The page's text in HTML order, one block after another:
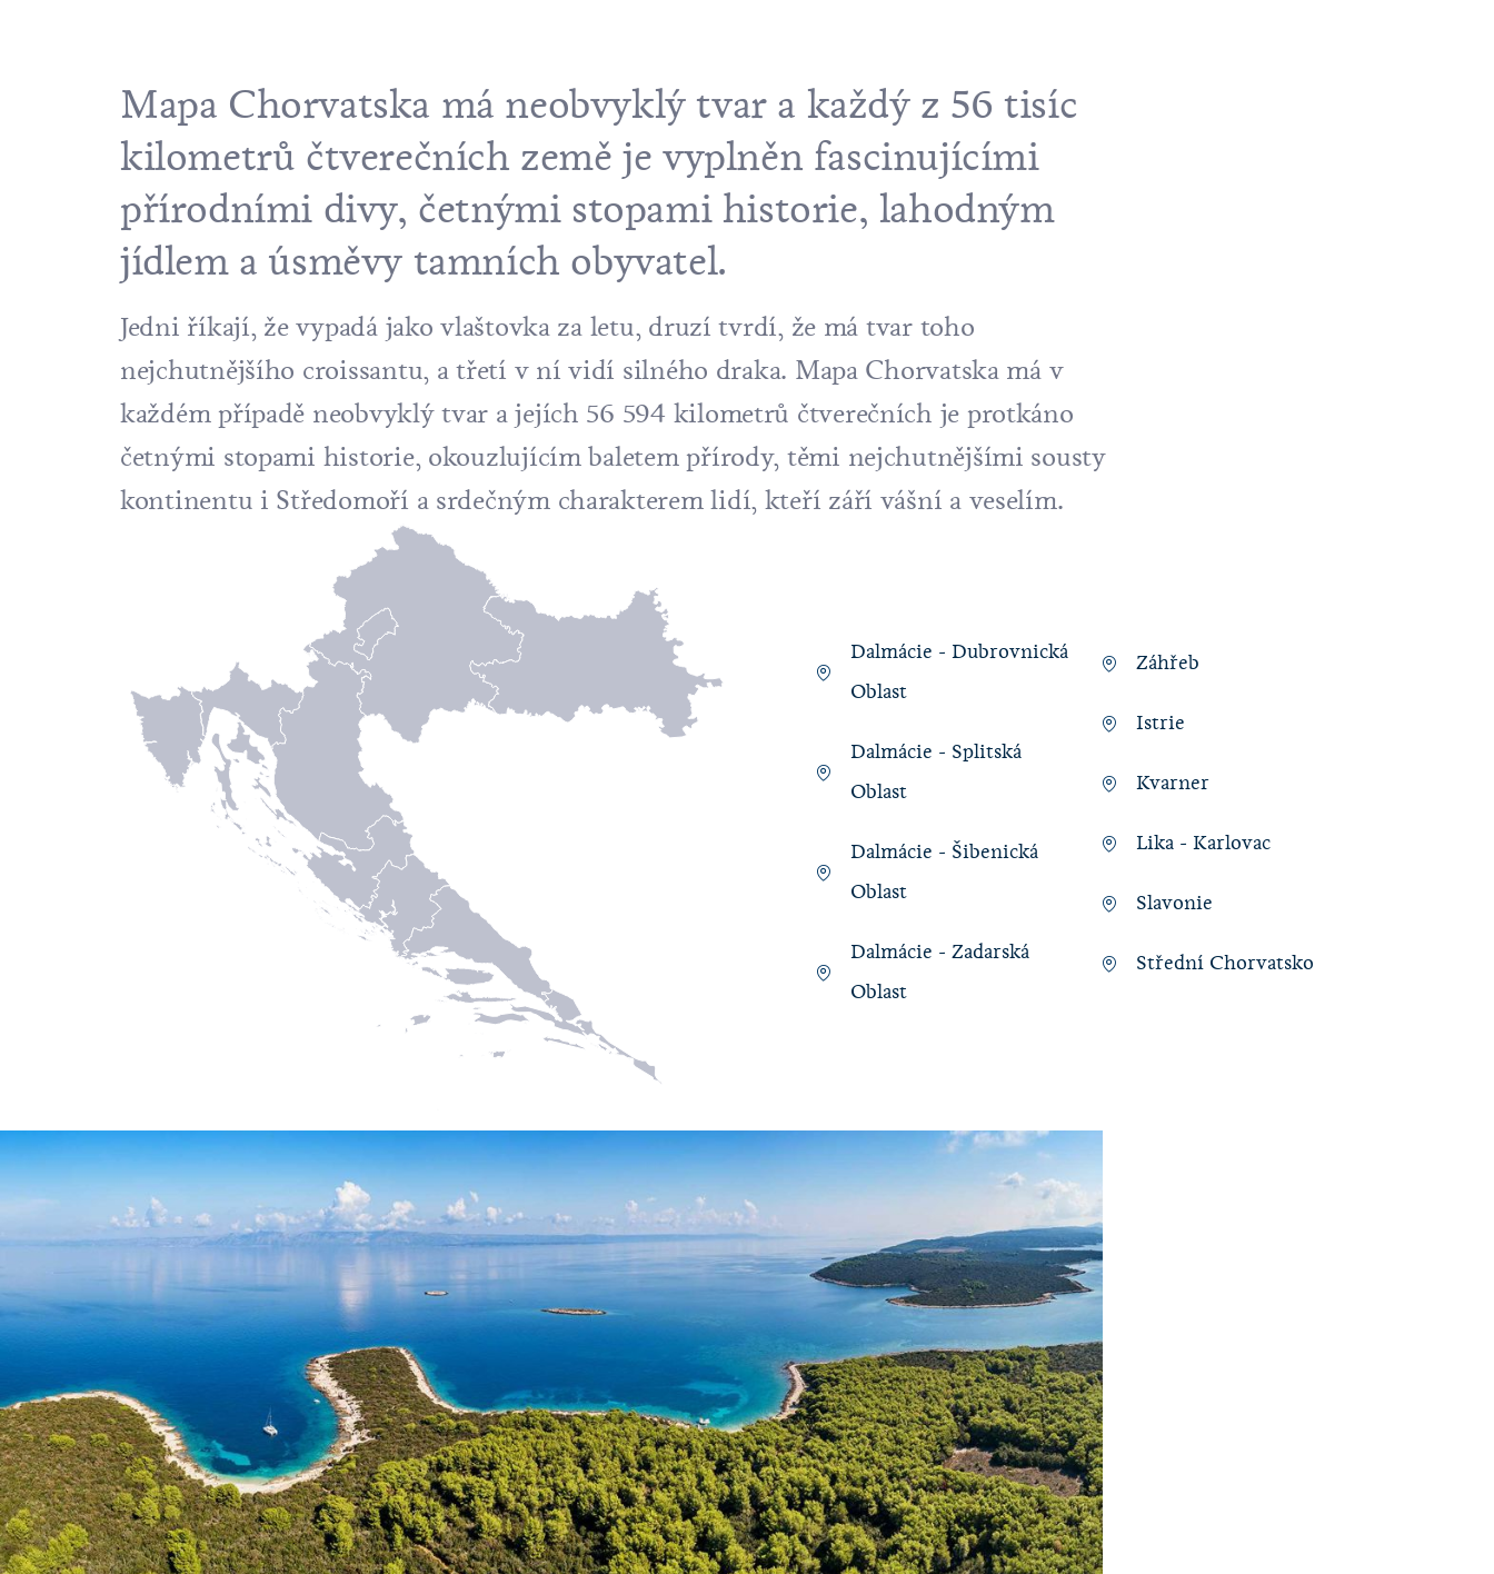
Mapa Chorvatska má neobvyklý tvar a každý z 56 tisíc
kilometrů čtverečních země je vyplněn fascinujícími
přírodními divy, četnými stopami historie, lahodným
jídlem a úsměvy tamních obyvatel.
Jedni říkají, že vypadá jako vlaštovka za letu, druzí tvrdí, že má tvar toho
nejchutnějšího croissantu, a třetí v ní vidí silného draka. Mapa Chorvatska má v
každém případě neobvyklý tvar a jejích 56 594 kilometrů čtverečních je protkáno
četnými stopami historie, okouzlujícím baletem přírody, těmi nejchutnějšími sousty
kontinentu i Středomoří a srdečným charakterem lidí, kteří září vášní a veselím.
Dalmácie - Dubrovnická
Oblast
Dalmácie - Splitská
Oblast
Dalmácie - Šibenická
Oblast
Dalmácie - Zadarská
Oblast
Záhřeb
Istrie
Kvarner
Lika - Karlovac
Slavonie
Střední Chorvatsko